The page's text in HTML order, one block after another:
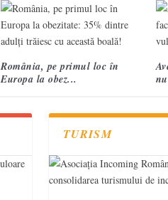
România, pe primul loc în
Europa la obez...
TURISM